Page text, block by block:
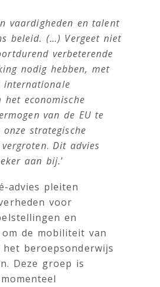
vaardigheden en talent
beleid. (…) Vergeet niet
verbeterende
nodig hebben, met
internationale
economische
van de EU te
strategische
.Dit advies
aan bij.’
advies pleiten
voor
en
de mobiliteit van
beroepsonderwijs
Deze groep is